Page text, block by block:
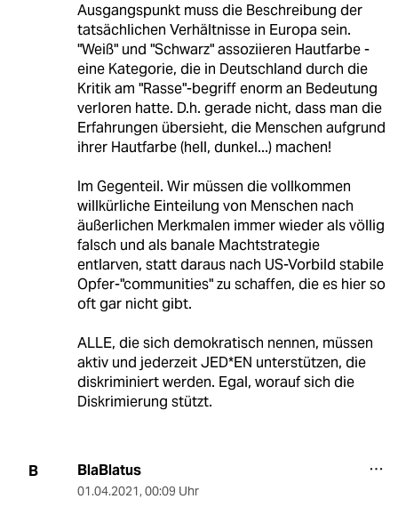
Ausgangspunkt muss die Beschreibung der
tatsächlichen Verhältnisse in Europa sein.
"Weiß" und "Schwarz" assoziieren Hautfarbe -
eine Kategorie, die in Deutschland durch die
Kritik am "Rasse"-begriff enorm an Bedeutung
verloren hatte. D.h. gerade nicht, dass man die
Erfahrungen übersieht, die Menschen aufgrund
ihrer Hautfarbe (hell, dunkel...) machen!
Im Gegenteil. Wir müssen die vollkommen
willkürliche Einteilung von Menschen nach
äußerlichen Merkmalen immer wieder als völlig
falsch und als banale Machtstrategie
entlarven, statt daraus nach US-Vorbild stabile
Opfer-"communities" zu schaffen, die es hier so
oft gar nicht gibt.
ALLE, die sich demokratisch nennen, müssen
aktiv und jederzeit JED*EN unterstützen, die
diskriminiert werden. Egal, worauf sich die
Diskrimierung stützt.
B BlaBlatus
01.04.2021, 00:09 Uhr